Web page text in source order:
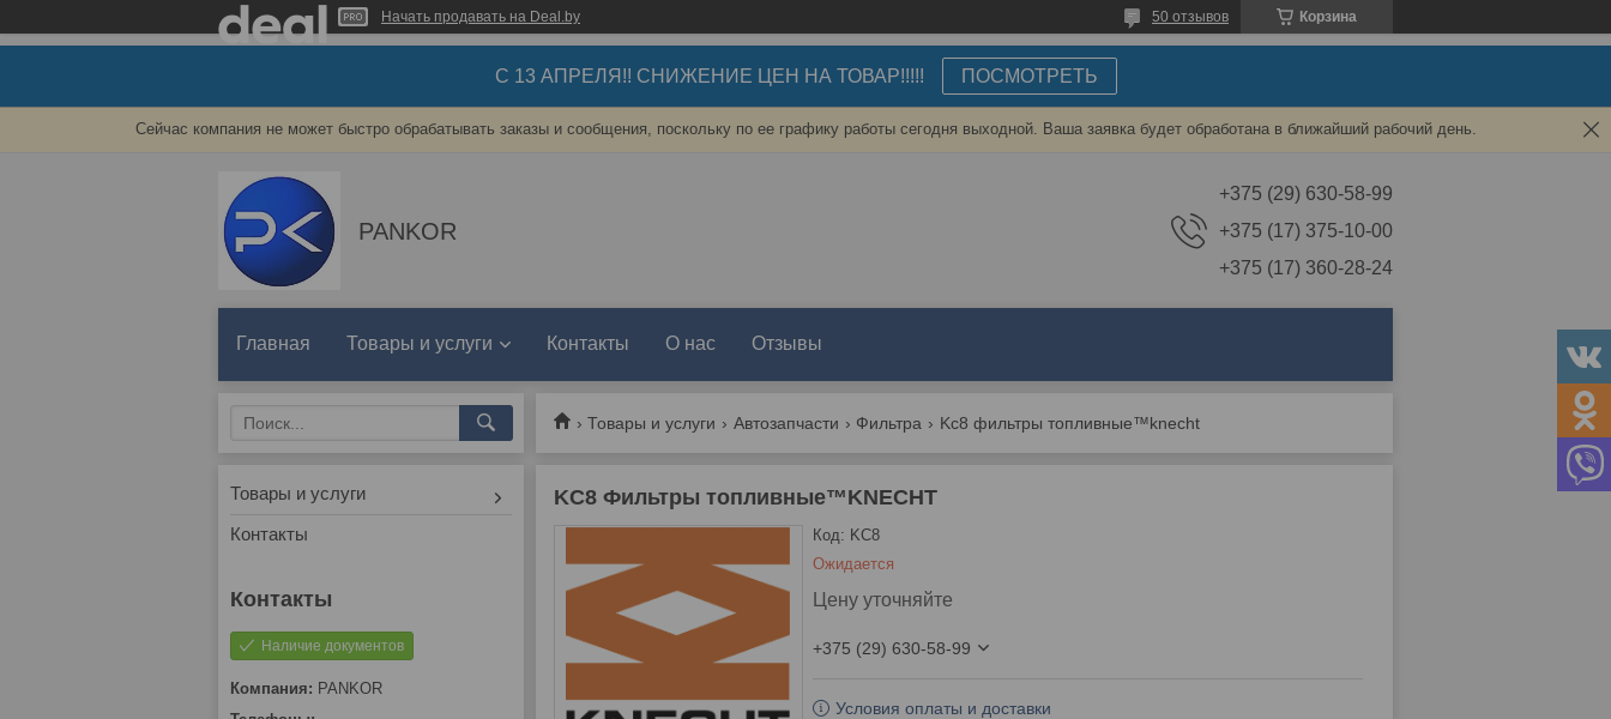
Начать продавать на Deal.by Корзина
50 отзывов
С 13 АПРЕЛЯ!! СНИЖЕНИЕ ЦЕН НА ТОВАР!!!!! ПОСМОТРЕТЬ
Сейчас компания не может быстро обрабатывать заказы и сообщения, поскольку по ее графику работы сегодня выходной. Ваша заявка будет обработана в ближайший рабочий день.
PANKOR
+375 (29) 630-58-99
+375 (17) 375-10-00
+375 (17) 360-28-24
Главная Товары и услуги Контакты О нас Отзывы
Товары и услуги Автозапчасти Фильтра Kc8 фильтры топливные™knecht
KC8 Фильтры топливные™KNECHT
Ожидается
Код: KC8
Цену уточняйте
+375 (29) 630-58-99
Условия оплаты и доставки
Товары и услуги
Контакты
Наличие документов
PANKOR